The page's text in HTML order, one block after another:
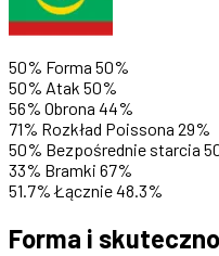
50% Forma 50%
50% Atak 50%
56% Obrona 44%
71% Rozkład Poissona 29%
50% Bezpośrednie starcia
33% Bramki 67%
51.7% Łącznie48.3%
Forma i